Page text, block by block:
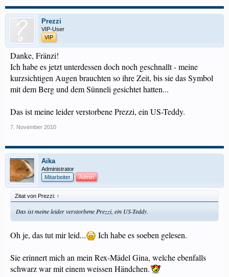
Prezzi
VIP-User
VIP
Danke, Fränzi!
Ich habe es jetzt unterdessen doch noch geschnallt - meine
kurzsichtigen Augen brauchten so ihre Zeit, bis sie das Symbol
mit dem Berg und dem Sünneli gesichtet hatten...
Das ist meine leider verstorbene Prezzi, ein US-Teddy.
7. November 2010
Aika
Administrator
Mitarbeiter
Admin
Zitat von Prezzi: ↑
Das ist meine leider verstorbene Prezzi, ein US-Teddy.
Oh je, das tut mir leid... Ich habe es soeben gelesen.
Sie erinnert mich an mein Rex-Mädel Gina, welche ebenfalls
schwarz war mit einem weissen Händchen.